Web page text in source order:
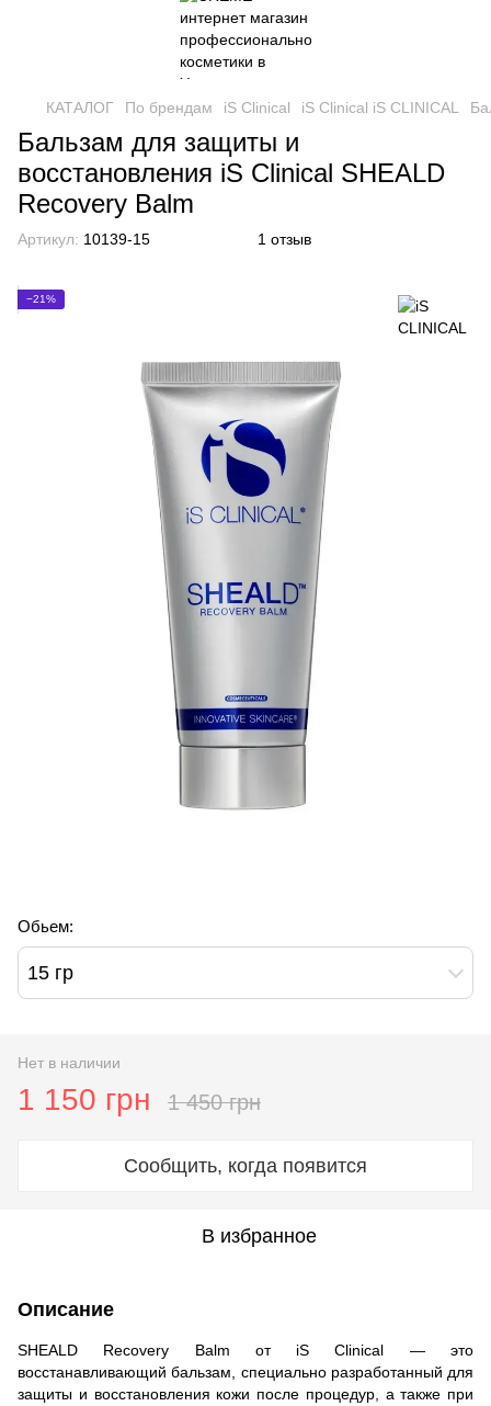
КАТАЛОГ По брендам iS Clinical iS Clinical iS CLINICAL
Бальзам для защиты и
восстановления iS Clinical SHEALD
Recovery Balm
Артикул: 10139-15 1 отзыв
−21%
Обьем:
15 гр
Нет в наличии
1 150 грн 1 450 грн
Сообщить, когда появится
В избранное
Описание
SHEALD Recovery Balm от iS Clinical — это
восстанавливающий бальзам, специально разработанный для
защиты и восстановления кожи после процедур, а также при